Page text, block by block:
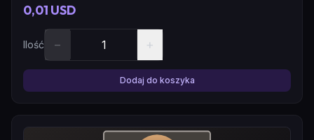
0,01 USD
Ilość − +
Dodaj do koszyka